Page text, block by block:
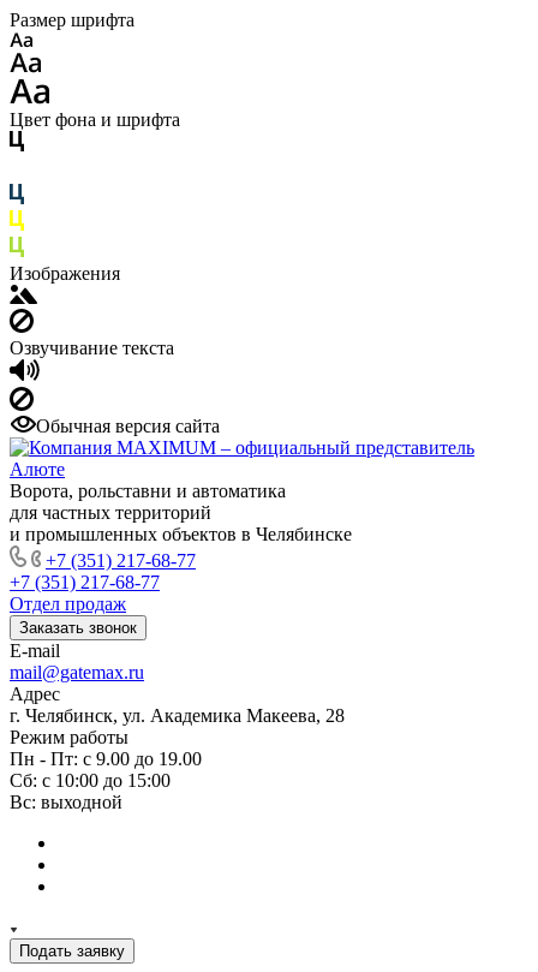
Размер шрифта
Цвет фона и шрифта
Изображения
Озвучивание текста
Обычная версия сайта
Ворота, рольставни и автоматика
для частных территорий
и промышленных объектов в Челябинске
+7 (351) 217-68-77
+7 (351) 217-68-77
Отдел продаж
Заказать звонок
E-mail
mail@gatemax.ru
Адрес
г. Челябинск, ул. Академика Макеева, 28
Режим работы
Пн - Пт: с 9.00 до 19.00
Сб: с 10:00 до 15:00
Вс: выходной
Подать заявку